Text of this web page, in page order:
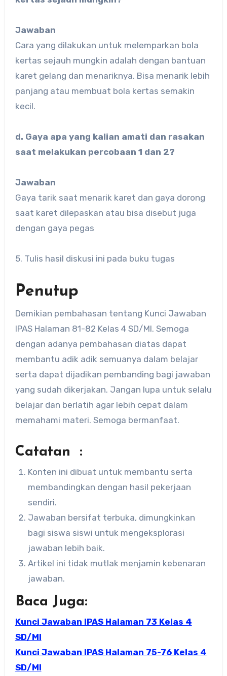
Jawaban
Cara yang dilakukan untuk melemparkan bola
kertas sejauh mungkin adalah dengan bantuan
karet gelang dan menariknya. Bisa menarik lebih
panjang atau membuat bola kertas semakin
kecil.
d. Gaya apa yang kalian amati dan rasakan
saat melakukan percobaan 1 dan 2?
Jawaban
Gaya tarik saat menarik karet dan gaya dorong
saat karet dilepaskan atau bisa disebut juga
dengan gaya pegas
5. Tulis hasil diskusi ini pada buku tugas
Penutup
Demikian pembahasan tentang Kunci Jawaban
IPAS Halaman 81-82 Kelas 4 SD/MI. Semoga
dengan adanya pembahasan diatas dapat
membantu adik adik semuanya dalam belajar
serta dapat dijadikan pembanding bagi jawaban
yang sudah dikerjakan. Jangan lupa untuk selalu
belajar dan berlatih agar lebih cepat dalam
memahami materi. Semoga bermanfaat.
Catatan :
Konten ini dibuat untuk membantu serta
membandingkan dengan hasil pekerjaan
sendiri.
Jawaban bersifat terbuka, dimungkinkan
bagi siswa siswi untuk mengeksplorasi
jawaban lebih baik.
Artikel ini tidak mutlak menjamin kebenaran
jawaban.
Baca Juga:
Kunci Jawaban IPAS Halaman 73 Kelas 4
SD/MI
Kunci Jawaban IPAS Halaman 75-76 Kelas 4
SD/MI